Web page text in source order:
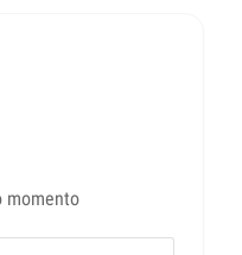
momento